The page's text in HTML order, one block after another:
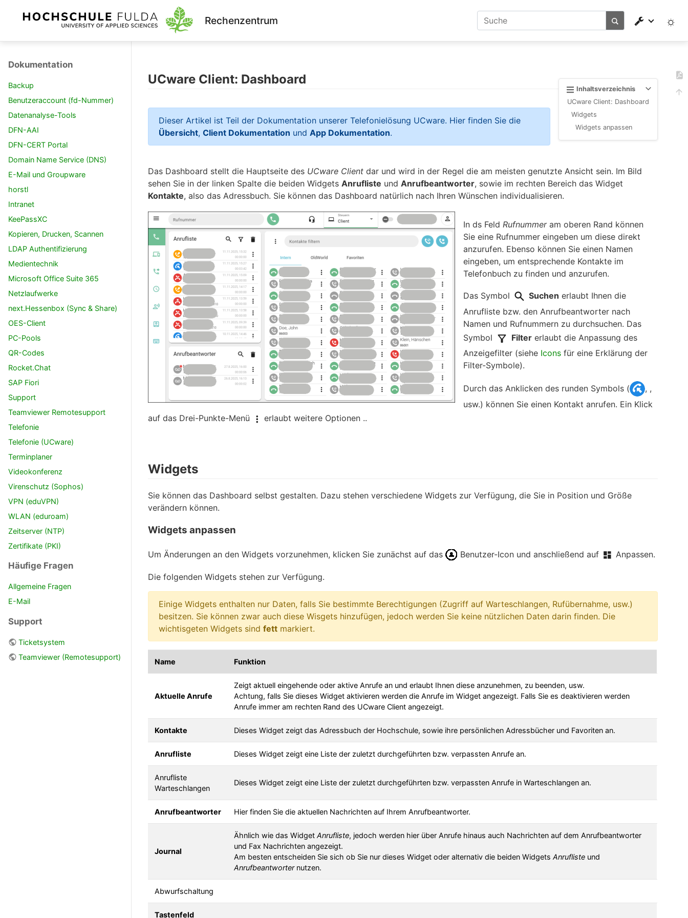
Rechenzentrum
Dokumentation
Backup
Benutzeraccount (fd-Nummer)
Datenanalyse-Tools
DFN-AAI
DFN-CERT Portal
Domain Name Service (DNS)
E-Mail und Groupware
horstl
Intranet
KeePassXC
Kopieren, Drucken, Scannen
LDAP Authentifizierung
Medientechnik
Microsoft Office Suite 365
Netzlaufwerke
next.Hessenbox (Sync & Share)
OES-Client
PC-Pools
QR-Codes
Rocket.Chat
SAP Fiori
Support
Teamviewer Remotesupport
Telefonie
Telefonie (UCware)
Terminplaner
Videokonferenz
Virenschutz (Sophos)
VPN (eduVPN)
WLAN (eduroam)
Zeitserver (NTP)
Zertifikate (PKI)
Häufige Fragen
Allgemeine Fragen
E-Mail
Support
Ticketsystem
Teamviewer (Remotesupport)
Inhaltsverzeichnis
UCware Client: Dashboard
Widgets
Widgets anpassen
UCware Client: Dashboard
Dieser Artikel ist Teil der Dokumentation unserer Telefonielösung UCware. Hier finden Sie die
Übersicht, Client Dokumentation und App Dokumentation.
Das Dashboard stellt die Hauptseite des UCware Client dar und wird in der Regel die am meisten genutzte Ansicht sein. Im Bild
sehen Sie in der linken Spalte die beiden Widgets Anrufliste und Anrufbeantworter, sowie im rechten Bereich das Widget
Kontakte, also das Adressbuch. Sie können das Dashboard natürlich nach Ihren Wünschen individualisieren.
In ds Feld Rufnummeram oberen Rand können
Sie eine Rufnummer eingeben um diese direkt
anzurufen. Ebenso können Sie einen Namen
eingeben, um entsprechende Kontakte im
Telefonbuch zu finden und anzurufen.
Das Symbol Suchen erlaubt Ihnen die
Anrufliste bzw. den Anrufbeantworter nach
Namen und Rufnummern zu durchsuchen. Das
Symbol
Filter erlaubt die Anpassung des
Anzeigefilter (siehe Icons für eine Erklärung der
Filter-Symbole).
Durch das Anklicken des runden Symbols ( , ,
usw.) können Sie einen Kontakt anrufen. Ein Klick
auf das Drei-Punkte-Menü
erlaubt weitere Optionen ..
Widgets
Sie können das Dashboard selbst gestalten. Dazu stehen verschiedene Widgets zur Verfügung, die Sie in Position und Größe
verändern können.
Widgets anpassen
Um Änderungen an den Widgets vorzunehmen, klicken Sie zunächst auf das Benutzer-Icon und anschließend auf Anpassen.
Die folgenden Widgets stehen zur Verfügung.
Einige Widgets enthalten nur Daten, falls Sie bestimmte Berechtigungen (Zugriff auf Warteschlangen, Rufübernahme, usw.)
besitzen. Sie können zwar auch diese Wisgets hinzufügen, jedoch werden Sie keine nützlichen Daten darin finden. Die
wichtisgeten Widgets sind fett markiert.
Name Funktion
Aktuelle Anrufe
Zeigt aktuell eingehende oder aktive Anrufe an und erlaubt Ihnen diese anzunehmen, zu beenden, usw.
Achtung, falls Sie dieses Widget aktivieren werden die Anrufe im Widget angezeigt. Falls Sie es deaktivieren werden
Anrufe immer am rechten Rand des UCware Client angezeigt.
Kontakte Dieses Widget zeigt das Adressbuch der Hochschule, sowie ihre persönlichen Adressbücher und Favoriten an.
Anrufliste Dieses Widget zeigt eine Liste der zuletzt durchgeführten bzw. verpassten Anrufe an.
Anrufliste
Warteschlangen
Dieses Widget zeigt eine Liste der zuletzt durchgeführten bzw. verpassten Anrufe in Warteschlangen an.
Anrufbeantworter Hier finden Sie die aktuellen Nachrichten auf Ihrem Anrufbeantworter.
Journal
Ähnlich wie das Widget Anrufliste, jedoch werden hier über Anrufe hinaus auch Nachrichten auf dem Anrufbeantworter
und Fax Nachrichten angezeigt.
Am besten entscheiden Sie sich ob Sie nur dieses Widget oder alternativ die beiden Widgets Anrufliste und
Anrufbeantworternutzen.
Abwurfschaltung
Tastenfeld